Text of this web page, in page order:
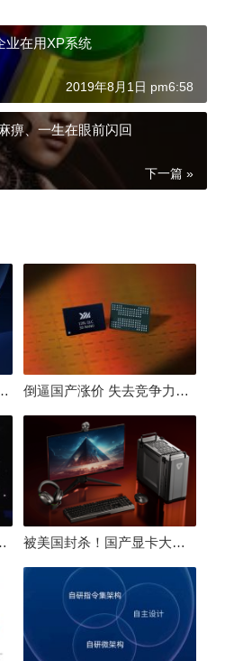
业在用XP系统
2019年8月1日 pm6:58
痹、一生在眼前闪回
下一篇 »
：要像鸿蒙、澎湃一样响亮 倒逼国产涨价 失去竞争力！三星要减产50%：SSD必须涨价
系统重磅发布 被美国封杀！国产显卡大厂：中国GPU不存在至暗时刻